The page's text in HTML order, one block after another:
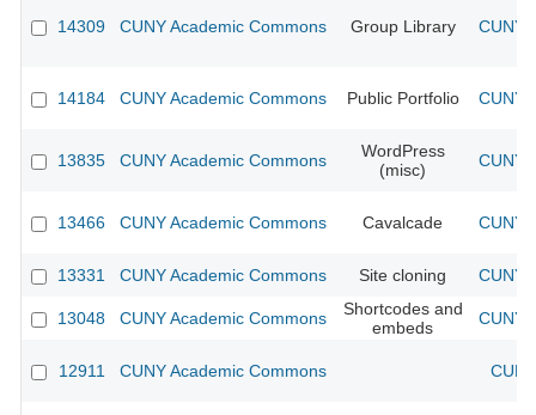
14309 CUNY Academic Commons Group Library CUNY
14184 CUNY Academic Commons Public Portfolio CUNY
13835 CUNY Academic Commons
WordPress
(misc)
CUNY
13466 CUNY Academic Commons Cavalcade CUNY
13331 CUNY Academic Commons Site cloning CUNY
13048 CUNY Academic Commons
Shortcodes and
embeds
CUNY
12911 CUNY Academic Commons